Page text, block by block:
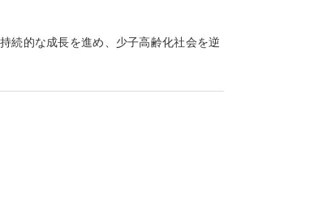
続的な成長を進め、少子高齢化社会を逆